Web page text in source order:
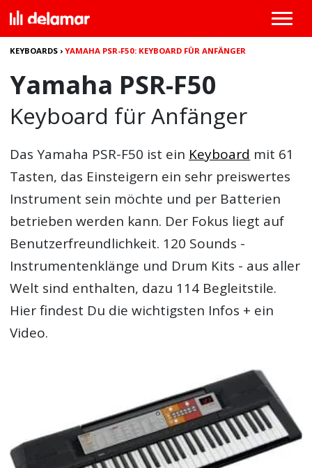
KEYBOARDS ›YAMAHA PSR-F50: KEYBOARD FÜR ANFÄNGER
Yamaha PSR-F50
Keyboard für Anfänger
DasYamaha PSR-F50 ist ein Keyboard mit 61
Tasten, das Einsteigern ein sehr preiswertes
Instrument sein möchte und per Batterien
betrieben werden kann. Der Fokus liegt auf
Benutzerfreundlichkeit. 120 Sounds -
Instrumentenklänge und Drum Kits - aus aller
Welt sind enthalten, dazu 114 Begleitstile.
Hier findest Du die wichtigsten Infos + ein
Video.